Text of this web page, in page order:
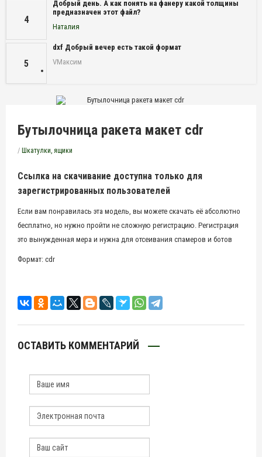
4
Добрый день. А как понять на фанеру какой толщины
предназначен этот файл?
Наталия
5
dxf Добрый вечер есть такой формат
VМаксим
Бутылочница ракета макет cdr
/ Шкатулки, ящики
Ссылка на скачивание доступна только для
зарегистрированных пользователей
Если вам понравилась эта модель, вы можете скачать её абсолютно
бесплатно, но нужно пройти не сложную регистрацию. Регистрация
это вынужденная мера и нужна для отсеивания спамеров и ботов
Формат: cdr
ОСТАВИТЬ КОММЕНТАРИЙ